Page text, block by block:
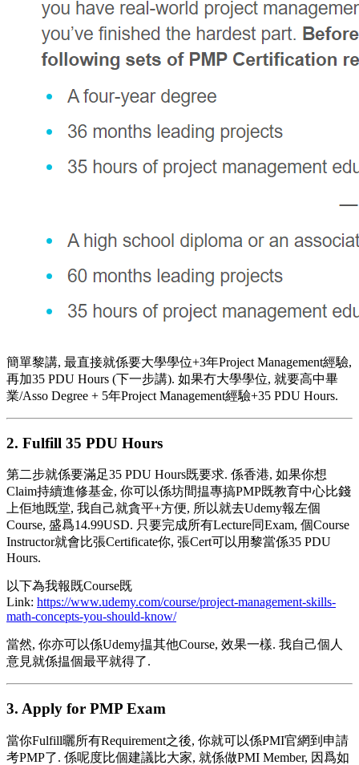
簡單黎講, 最直接就係要大學學位+3年Project Management經驗,
再加35 PDU Hours (下一步講). 如果冇大學學位, 就要高中畢
業/Asso Degree + 5年Project Management經驗+35 PDU Hours.
2. Fulfill 35 PDU Hours
第二步就係要滿足35 PDU Hours既要求. 係香港, 如果你想
Claim持續進修基金, 你可以係坊間揾專搞PMP既教育中心比錢
上佢地既堂, 我自己就貪平+方便, 所以就去Udemy報左個
Course, 盛爲14.99USD. 只要完成所有Lecture同Exam, 個Course
Instructor就會比張Certificate你, 張Cert可以用黎當係35 PDU
Hours.
以下為我報既Course既
Link: https://www.udemy.com/course/project-management-skills-
math-concepts-you-should-know/
當然, 你亦可以係Udemy揾其他Course, 效果一樣. 我自己個人
意見就係揾個最平就得了.
3. Apply for PMP Exam
當你Fulfill曬所有Requirement之後, 你就可以係PMI官網到申請
考PMP了. 係呢度比個建議比大家, 就係做PMI Member, 因爲如